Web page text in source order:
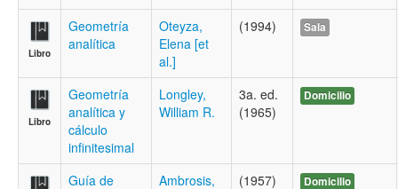
Libro
Geometría
analítica
Oteyza,
Elena [et
al.]
(1994) Sala
Libro
Geometría
analítica y
cálculo
infinitesimal
Longley,
William R.
3a. ed.
(1965)
Domicilio
Guía de
Ambrosis,
(1957) Domicilio